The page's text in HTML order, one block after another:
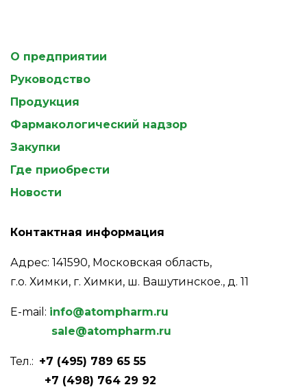
О предприятии
Руководство
Продукция
Фармакологический надзор
Закупки
Где приобрести
Новости
Контактная информация
Адрес: 141590, Московская область,
г.о. Химки, г. Химки, ш. Вашутинское., д. 11
E-mail: info@atompharm.ru
sale@atompharm.ru
Тел.: +7 (495) 789 65 55
+7 (498) 764 29 92